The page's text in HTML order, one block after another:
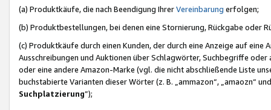
(a) Produktkäufe, die nach Beendigung IhrerVereinbarung erfolgen;
(b) Produktbestellungen, bei denen eine Stornierung, Rückgabe oder
(c) Produktkäufe durch einen Kunden, der durch eine Anzeige auf
Ausschreibungen und Auktionen über Schlagwörter, Suchbegriffe
oder eine andere Amazon-Marke (vgl. die nicht abschließende Liste
buchstabierte Varianten dieser Wörter (z. B. „ammazon“, „amaozn“
Suchplatzierung”);